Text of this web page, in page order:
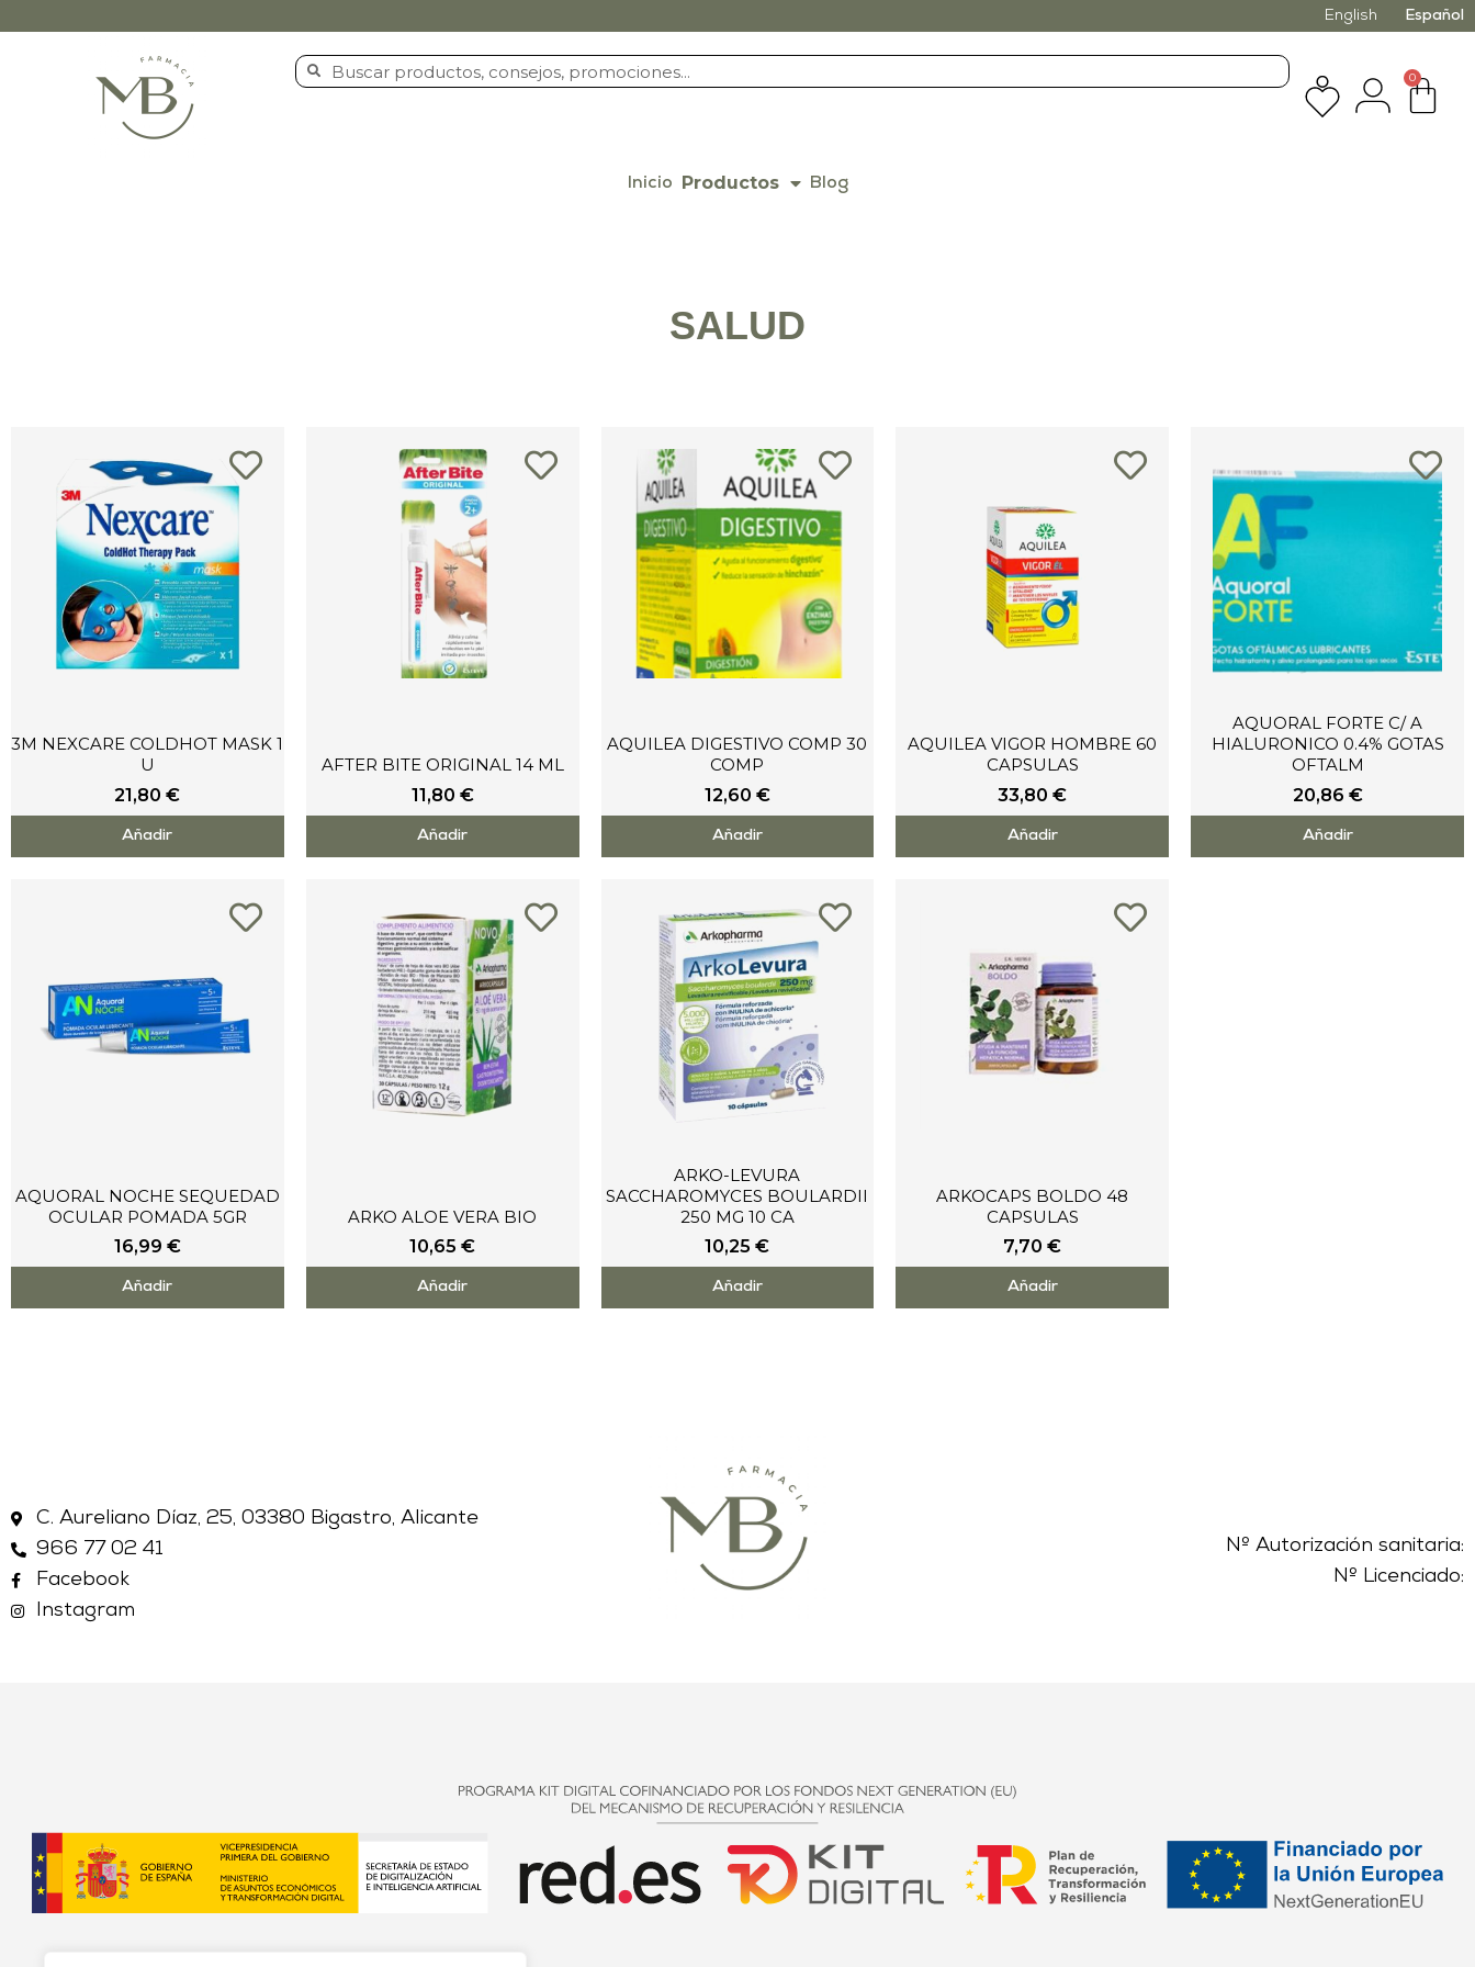
English Español
0
Inicio Productos Blog
SALUD
3M NEXCARE COLDHOT MASK 1
U
21,80€
Añadir
AFTER BITE ORIGINAL 14 ML
11,80 €
Añadir
AQUILEA DIGESTIVO COMP 30
COMP
12,60 €
Añadir
AQUILEA VIGOR HOMBRE 60
CAPSULAS
33,80€
Añadir
AQUORAL FORTE C/ A
HIALURONICO 0.4% GOTAS
OFTALM
20,86 €
Añadir
AQUORAL NOCHE SEQUEDAD
OCULAR POMADA 5GR
16,99 €
Añadir
ARKO ALOE VERA BIO
10,65€
Añadir
ARKO-LEVURA
SACCHAROMYCES BOULARDII
250 MG 10 CA
10,25€
Añadir
ARKOCAPS BOLDO 48
CAPSULAS
7,70€
Añadir
C. Aureliano Díaz, 25, 03380 Bigastro, Alicante
966 77 02 41
Facebook
Instagram
Nº Autorización sanitaria:
Nº Licenciado: